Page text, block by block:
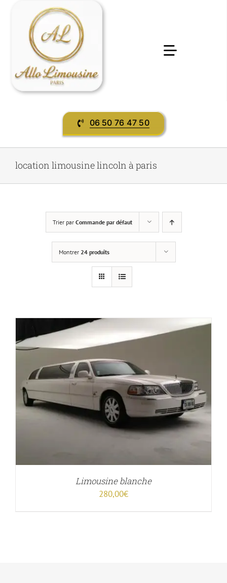
contenu
Toggle
Accueil
Préstations & services
Evènement
06 50 76 47 50
location limousine lincoln à paris
Trier par Commande par défaut
Montrer 24 produits
Limousine blanche
280,00€